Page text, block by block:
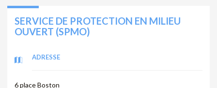
SERVICE DE PROTECTION EN MILIEU
OUVERT (SPMO)
ADRESSE
6 place Boston